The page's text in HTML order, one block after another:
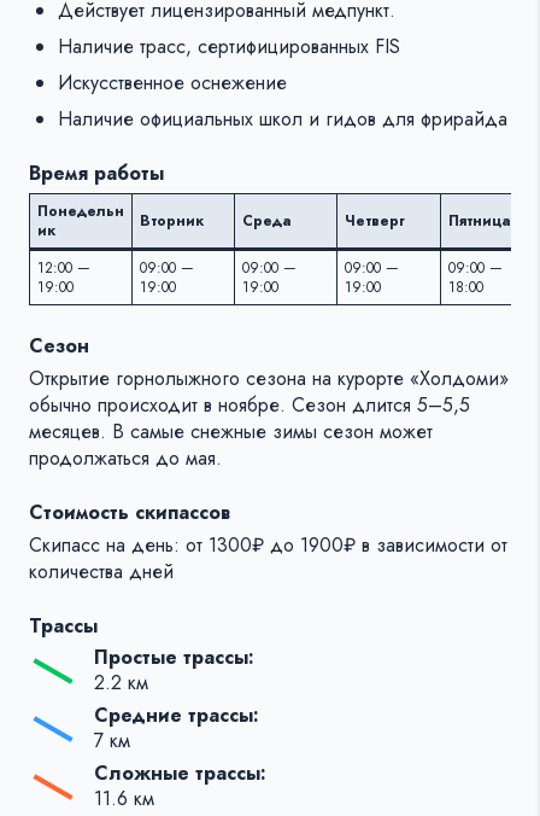
Действует лицензированный медпункт.
Наличие трасс, сертифицированных FIS
Искусственное оснежение
Наличие официальных школ и гидов для фрирайда
Время работы
Понедельн
ик
Вторник Среда Четверг Пятница
12:00 —
19:00
09:00 —
19:00
09:00 —
19:00
09:00 —
19:00
09:00 —
18:00
Сезон
Открытие горнолыжного сезона на курорте «Холдоми»
обычно происходит в ноябре. Сезон длится 5–5,5
месяцев. В самые снежные зимы сезон может
продолжаться до мая.
Стоимость скипассов
Скипасс на день: от 1300₽ до 1900₽ в зависимости от
количества дней
Трассы
Простые трассы:
2.2 км
Средние трассы:
7 км
Сложные трассы:
11.6 км